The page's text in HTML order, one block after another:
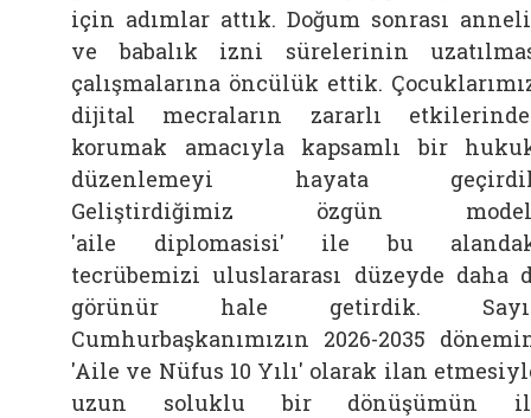
için adımlar attık. Doğum sonrası
ve babalık izni sürelerinin
çalışmalarına öncülük ettik.
dijital mecraların zararlı
korumak amacıyla kapsamlı bir
düzenlemeyi hayata
Geliştirdiğimiz özgün
'aile
diplomasisi' ile bu
tecrübemizi uluslararası düzeyde daha
görünür hale getirdik.
Cumhurbaşkanımızın 2026-2035
'Aile ve Nüfus 10 Yılı' olarak ilan
uzun soluklu bir dönüşümün